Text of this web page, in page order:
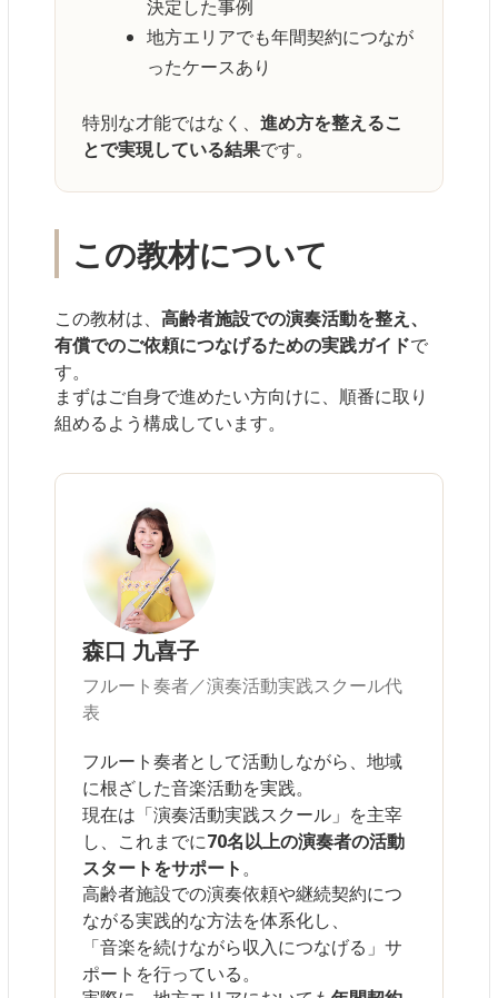
決定した事例
地方エリアでも年間契約につなが
ったケースあり
特別な才能ではなく、 進め方を整えるこ
とで実現している結果です。
この教材について
この教材は、 高齢者施設での演奏活動を整え、
有償でのご依頼につなげるための実践ガイドで
す。
まずはご自身で進めたい方向けに、順番に取り
組めるよう構成しています。
森口 九喜子
フルート奏者／演奏活動実践スクール代
表
フルート奏者として活動しながら、地域
に根ざした音楽活動を実践。
現在は「演奏活動実践スクール」を主宰
し、これまでに70名以上の演奏者の活動
スタートをサポート。
高齢者施設での演奏依頼や継続契約につ
ながる実践的な方法を体系化し、
「音楽を続けながら収入につなげる」サ
ポートを行っている。